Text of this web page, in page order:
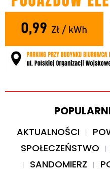
AKTUALNOŚCI
SPOŁECZEŃSTWO
SANDOMIERZ